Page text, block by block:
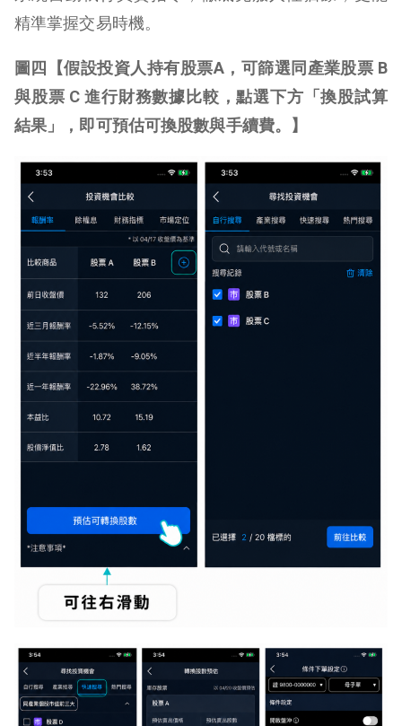
精準掌握交易時機。
圖四【假設投資人持有股票A， 可篩選同產業股票 B
與股票 C進行財務數據比較，點選下方「換股試算
結果」， 即可預估可換股數與手續費。】